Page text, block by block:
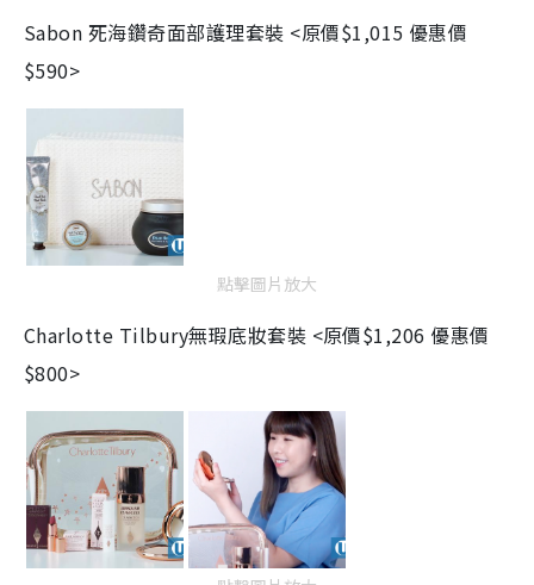
Sabon 死海鑽奇面部護理套裝 <原價$1,015 優惠價
$590>
點擊圖片放大
Charlotte Tilbury無瑕底妝套裝 <原價$1,206 優惠價
$800>